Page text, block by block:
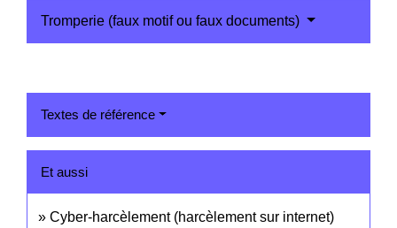
Tromperie (faux motif ou faux documents)
Textes de référence
Et aussi
Cyber-harcèlement (harcèlement sur internet)